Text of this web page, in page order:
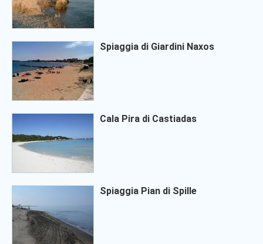
Spiaggia di Giardini Naxos
Cala Pira di Castiadas
Spiaggia Pian di Spille